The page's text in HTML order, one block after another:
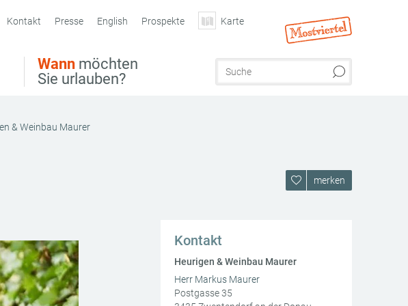
Wann möchten
Sie urlauben?
Kontakt Presse English Prospekte Karte
& Weinbau Maurer
merken
Kontakt
Heurigen & Weinbau Maurer
Herr Markus Maurer
Postgasse 35